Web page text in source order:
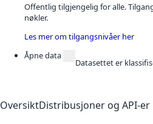
Offentlig tilgjengelig for alle.
nøkler.
Les mer om tilgangsnivåer her
Åpne data
Datasettet er
OversiktDistribusjoner og API-er